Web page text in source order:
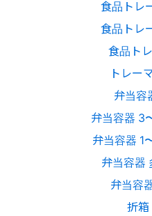
食品トレ
食品トレ
食品トレ
トレー
弁当容
弁当容器 3
弁当容器 1
弁当容器
弁当容
折箱